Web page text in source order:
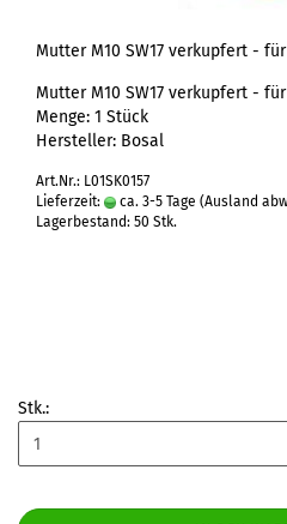
Mutter M10 SW17 verkupfert -
Mutter M10 SW17 verkupfert -
Menge: 1 Stück
Hersteller: Bosal
Art.Nr.: L01SK0157
Lieferzeit:
ca. 3-5 Tage (Ausland
Lagerbestand: 50 Stk.
Stk.: